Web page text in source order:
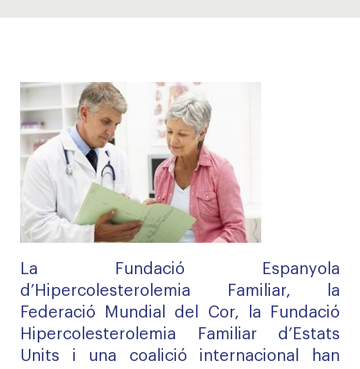
La Fundació Espanyola
d’Hipercolesterolemia Familiar, la
Federació Mundial del Cor, la Fundació
Hipercolesterolemia Familiar d’Estats
Units i una coalició internacional han